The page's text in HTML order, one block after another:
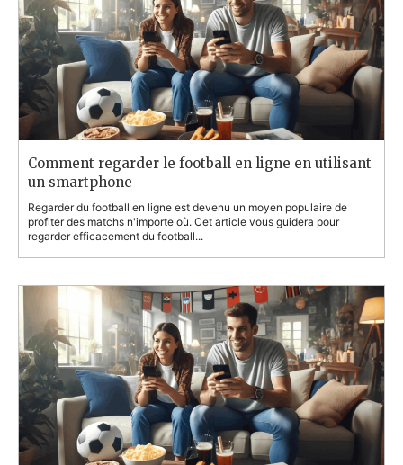
Comment regarder le football en ligne en utilisant
un smartphone
Regarder du football en ligne est devenu un moyen populaire de
profiter des matchs n'importe où. Cet article vous guidera pour
regarder efficacement du football...